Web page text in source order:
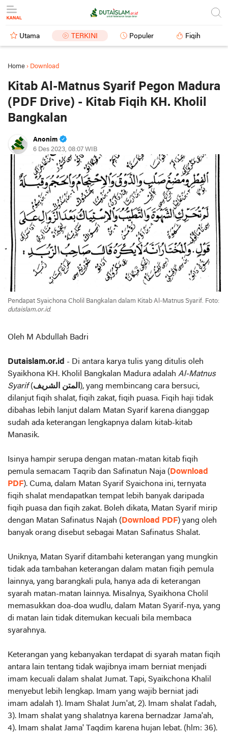
Utama TERKINI Populer Fiqih
Home › Download
Kitab Al-Matnus Syarif Pegon Madura
(PDF Drive) - Kitab Fiqih KH. Kholil
Bangkalan
Anonim
6 Des 2023, 08:07 WIB
Pendapat Syaichona Cholil Bangkalan dalam Kitab Al-Matnus Syarif. Foto:
dutaislam.or.id.
Oleh M Abdullah Badri
Dutaislam.or.id - Di antara karya tulis yang ditulis oleh
Syaikhona KH. Kholil Bangkalan Madura adalah Al-Matnus
Syarif(المتن الشريف ), yang membincang cara bersuci,
dilanjut fiqih shalat, fiqih zakat, fiqih puasa. Fiqih haji tidak
dibahas lebih lanjut dalam Matan Syarif karena dianggap
sudah ada keterangan lengkapnya dalam kitab-kitab
Manasik.
Isinya hampir serupa dengan matan-matan kitab fiqih
pemula semacam Taqrib dan Safinatun Naja ( Download
PDF). Cuma, dalam Matan Syarif Syaichona ini, ternyata
fiqih shalat mendapatkan tempat lebih banyak daripada
fiqih puasa dan fiqih zakat. Boleh dikata, Matan Syarif mirip
dengan Matan Safinatus Najah ( Download PDF) yang oleh
banyak orang disebut sebagai Matan Safinatus Shalat.
Uniknya, Matan Syarif ditambahi keterangan yang mungkin
tidak ada tambahan keterangan dalam matan fiqih pemula
lainnya, yang barangkali pula, hanya ada di keterangan
syarah matan-matan lainnya. Misalnya, Syaikhona Cholil
memasukkan doa-doa wudlu, dalam Matan Syarif-nya, yang
di matan lain tidak ditemukan kecuali bila membaca
syarahnya.
Keterangan yang kebanyakan terdapat di syarah matan fiqih
antara lain tentang tidak wajibnya imam berniat menjadi
imam kecuali dalam shalat Jumat. Tapi, Syaikchona Khalil
menyebut lebih lengkap. Imam yang wajib berniat jadi
imam adalah 1). Imam Shalat Jum'at, 2). Imam shalat I'adah,
3). Imam shalat yang shalatnya karena bernadzar Jama'ah,
4). Imam shalat Jama' Taqdim karena hujan lebat. (hlm: 36).